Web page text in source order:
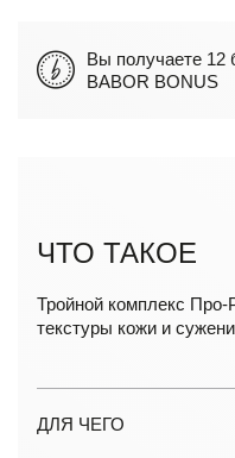
Вы получаете 12
BABOR BONUS
ЧТО ТАКОЕ
Тройной комплекс Про-
текстуры кожи и
ДЛЯ ЧЕГО